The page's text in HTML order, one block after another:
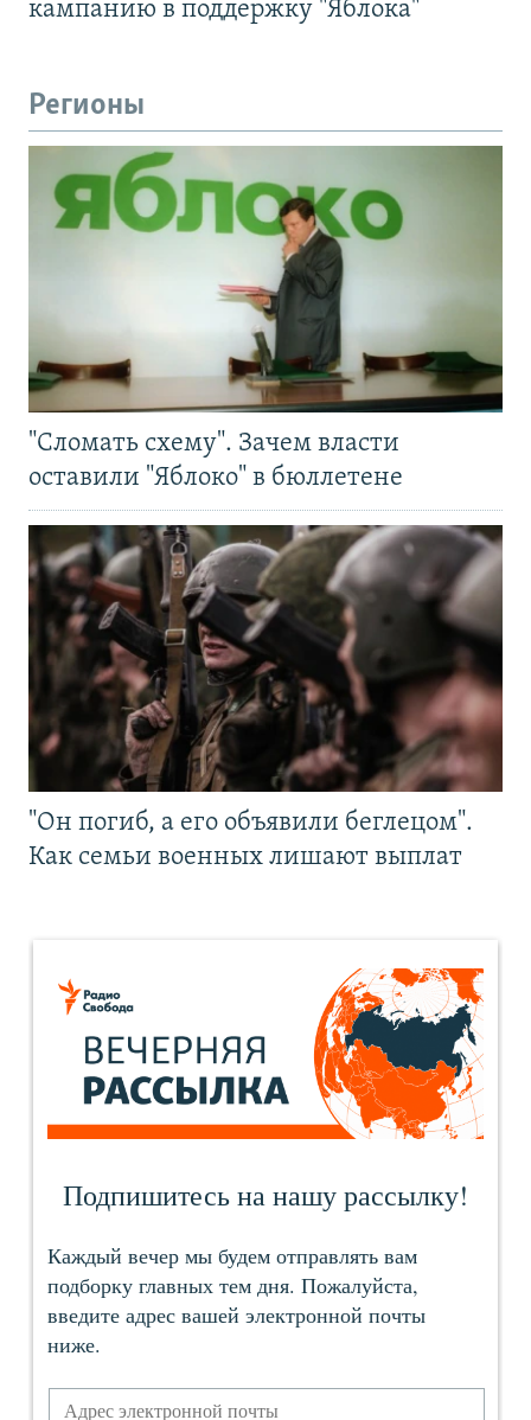
кампанию в поддержку "Яблока"
Регионы
"Сломать схему". Зачем власти
оставили "Яблоко" в бюллетене
"Он погиб, а его объявили беглецом".
Как семьи военных лишают выплат